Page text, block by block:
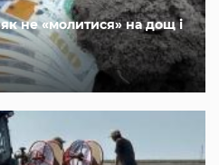
не «молитися» на дощ і